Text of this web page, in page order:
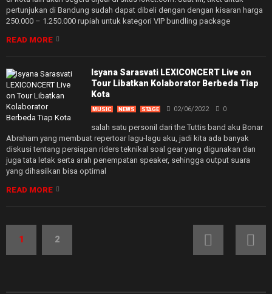
pertunjukan di Bandung sudah dapat dibeli dengan dengan kisaran harga
250.000 – 1.250.000 rupiah untuk kategori VIP bundling package
READ MORE
Isyana Sarasvati LEXICONCERT Live on
Tour Libatkan Kolaborator Berbeda Tiap
Kota
MUSIC NEWS STAGE 02/06/2022 0
salah satu personil dari the Tuttis band aku Bonar
Abraham yang membuat repertoar lagu-lagu aku, jadi kita ada banyak
diskusi tentang persiapan riders teknikal soal gear yang digunakan dan
juga tata letak serta arah penempatan speaker, sehingga output suara
yang dihasilkan bisa optimal
READ MORE
1 2